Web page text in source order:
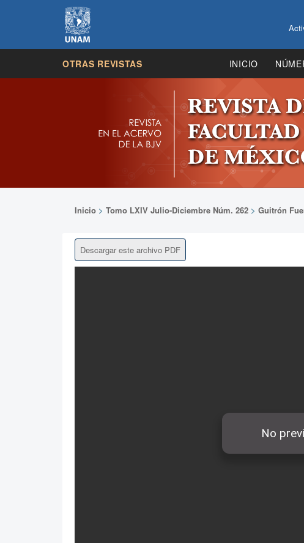
OTRAS REVISTAS INICIO
Inicio > Tomo LXIV Julio-Diciembre Núm. 262 > Guitrón
Descargar este archivo PDF